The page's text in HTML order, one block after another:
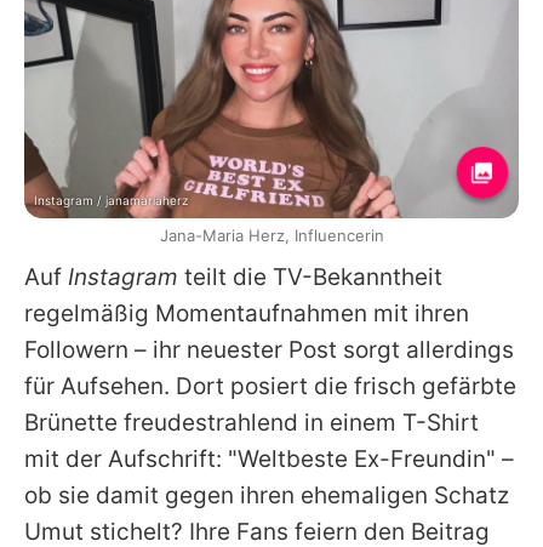
Auf Instagram teilt die TV-Bekanntheit
regelmäßig Momentaufnahmen mit ihren
Followern – ihr neuester Post sorgt allerdings
für Aufsehen. Dort posiert die frisch gefärbte
Brünette freudestrahlend in einem T-Shirt
mit der Aufschrift: "Weltbeste Ex-Freundin" –
ob sie damit gegen ihren ehemaligen Schatz
Umut stichelt? Ihre Fans feiern den Beitrag
Instagram / janamariaherz
Jana-Maria Herz, Influencerin